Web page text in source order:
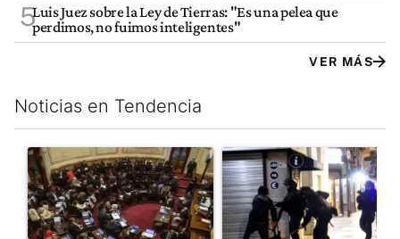
5Luis Juez sobre la Ley de Tierras: "Es una pelea que
perdimos, no fuimos inteligentes"
VER MÁS
Noticias en Tendencia
Este listado muestra los artículos con más comentarios en los
Un artículo de tendencia con el título "El Senado dio media
Un artículo de tendencia con